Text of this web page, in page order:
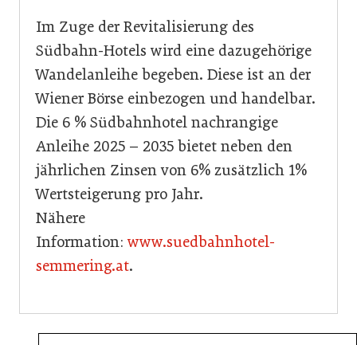
Im Zuge der Revitalisierung des
Südbahn-Hotels wird eine dazugehörige
Wandelanleihe begeben. Diese ist an der
Wiener Börse einbezogen und handelbar.
Die 6 % Südbahnhotel nachrangige
Anleihe 2025 – 2035 bietet neben den
jährlichen Zinsen von 6% zusätzlich 1%
Wertsteigerung pro Jahr.
Nähere
Information:www.suedbahnhotel-
semmering.at.